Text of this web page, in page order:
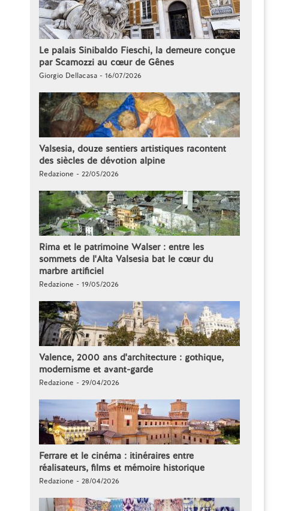
Le palais Sinibaldo Fieschi, la demeure conçue
par Scamozzi au cœur de Gênes
Giorgio Dellacasa - 16/07/2026
Valsesia, douze sentiers artistiques racontent
des siècles de dévotion alpine
Redazione - 22/05/2026
Rima et le patrimoine Walser : entre les
sommets de l'Alta Valsesia bat le cœur du
marbre artificiel
Redazione - 19/05/2026
Valence, 2000 ans d'architecture : gothique,
modernisme et avant-garde
Redazione - 29/04/2026
Ferrare et le cinéma : itinéraires entre
réalisateurs, films et mémoire historique
Redazione - 28/04/2026